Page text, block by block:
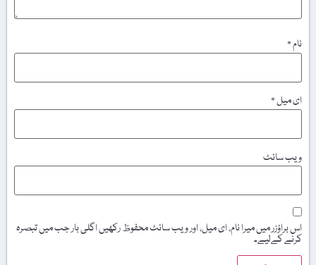
نام*
ای میل*
ویب‌ سائٹ
اس براؤزر میں میرا نام، ای میل، اور ویب سائٹ محفوظ رکھیں اگلی بار جب میں تبصرہ
کرنے کےلیے۔